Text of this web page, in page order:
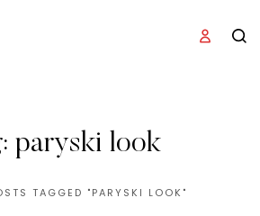
paryski look
TAGGED "PARYSKI LOOK"